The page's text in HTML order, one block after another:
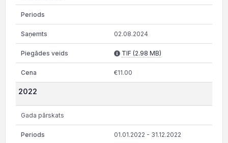
02.08.2024
TIF (2.98 MB)
€11.00
2022
Gada pārskats
01.01.2022 - 31.12.2022